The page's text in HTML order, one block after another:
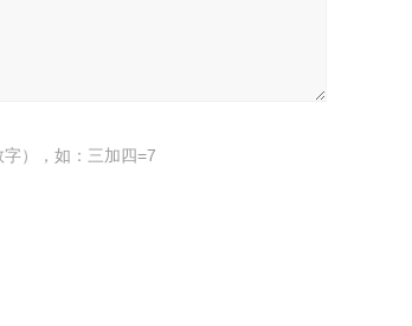
），如：三加四=7